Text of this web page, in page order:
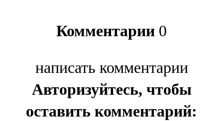
Комментарии 0
написать комментарии
Авторизуйтесь, чтобы
оставить комментарий: